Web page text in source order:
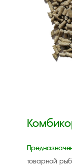
товарной